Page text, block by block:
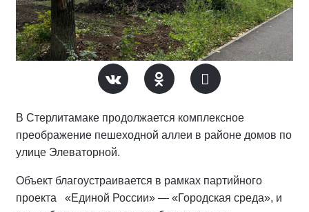
В Стерлитамаке продолжается комплексное
преображение пешеходной аллеи в районе домов по
улице Элеваторной.
Объект благоустраивается в рамках партийного
проекта «Единой России» — «Городская среда», и